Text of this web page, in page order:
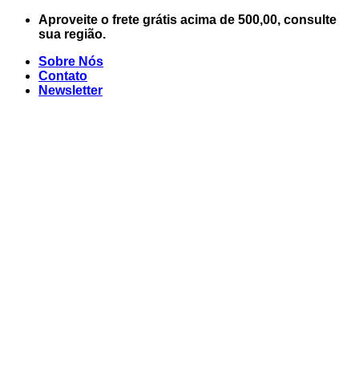
Skip
Aproveite o frete grátis acima de 500,00, consulte
sua região.
Sobre Nós
Contato
Newsletter